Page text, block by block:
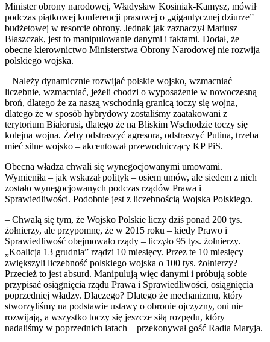
Minister obrony narodowej, Władysław Kosiniak-Kamysz, mówił
podczas piątkowej konferencji prasowej o „gigantycznej dziurze”
budżetowej w resorcie obrony. Jednak jak zaznaczył Mariusz
Błaszczak, jest to manipulowanie danymi i faktami. Dodał, że
obecne kierownictwo Ministerstwa Obrony Narodowej nie rozwija
polskiego wojska.
– Należy dynamicznie rozwijać polskie wojsko, wzmacniać
liczebnie, wzmacniać, jeżeli chodzi o wyposażenie w nowoczesną
broń, dlatego że za naszą wschodnią granicą toczy się wojna,
dlatego że w sposób hybrydowy zostaliśmy zaatakowani z
terytorium Białorusi, dlatego że na Bliskim Wschodzie toczy się
kolejna wojna. Żeby odstraszyć agresora, odstraszyć Putina, trzeba
mieć silne wojsko – akcentował przewodniczący KP PiS.
Obecna władza chwali się wynegocjowanymi umowami.
Wymieniła – jak wskazał polityk – osiem umów, ale siedem z nich
zostało wynegocjowanych podczas rządów Prawa i
Sprawiedliwości. Podobnie jest z liczebnością Wojska Polskiego.
– Chwalą się tym, że Wojsko Polskie liczy dziś ponad 200 tys.
żołnierzy, ale przypomnę, że w 2015 roku – kiedy Prawo i
Sprawiedliwość obejmowało rządy – liczyło 95 tys. żołnierzy.
„Koalicja 13 grudnia” rządzi 10 miesięcy. Przez te 10 miesięcy
zwiększyli liczebność polskiego wojska o 100 tys. żołnierzy?
Przecież to jest absurd. Manipulują więc danymi i próbują sobie
przypisać osiągnięcia rządu Prawa i Sprawiedliwości, osiągnięcia
poprzedniej władzy. Dlaczego? Dlatego że mechanizmu, który
stworzyliśmy na podstawie ustawy o obronie ojczyzny, oni nie
rozwijają, a wszystko toczy się jeszcze siłą rozpędu, który
nadaliśmy w poprzednich latach – przekonywał gość Radia Maryja.